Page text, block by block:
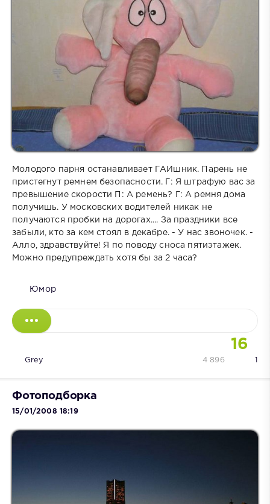
Молодого парня останавливает ГАИшник. Парень не
пристегнут ремнем безопасности. Г: Я штрафую вас за
превышение скорости П: А ремень? Г: А ремня дома
получишь. У московских водителей никак не
получаются пробки на дорогах.... За праздники все
забыли, кто за кем стоял в декабре. - У нас звоночек. -
Алло, здравствуйте! Я по поводу сноса пятиэтажек.
Можно предупреждать хотя бы за 2 часа?
Юмор
16
Grey 1
4 896
Фотоподборка
15/01/2008 18:19